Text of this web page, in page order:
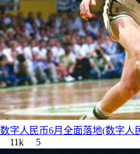
数字人民币6月全面落地(数字人
11k
5